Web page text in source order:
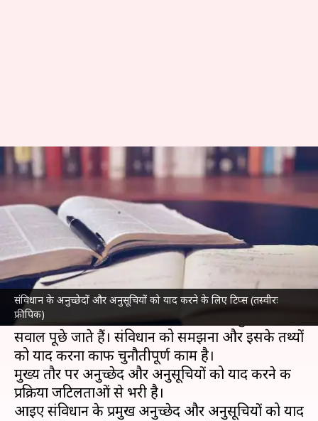
संविधान के अनुच्छेदों और अनुसूचियों को याद करने के लिए टिप्स (तस्वीरः
फ्रीपिक)
UPSC 2024: संविधान के अनुच्छेदों
और अनुसूचियों को कैसे याद करें?
12:42 pm
क्या है खबर?
संघ लोक सेवा आयोग (UPSC)
की सिविल सेवा प्रारंभिक
परीक्षा का आयोजन मई में होगा।
इस परीक्षा में राजनीति विज्ञान के संविधान अनुभाग से कई
सवाल पूछे जाते हैं। संविधान को समझना और इसके तथ्यों
को याद करना काफी चुनौतीपूर्ण काम है।
मुख्य तौर पर अनुच्छेद और अनुसूचियों को याद करने की
प्रक्रिया जटिलताओं से भरी है।
आइए संविधान के प्रमुख अनुच्छेद और अनुसूचियों को याद